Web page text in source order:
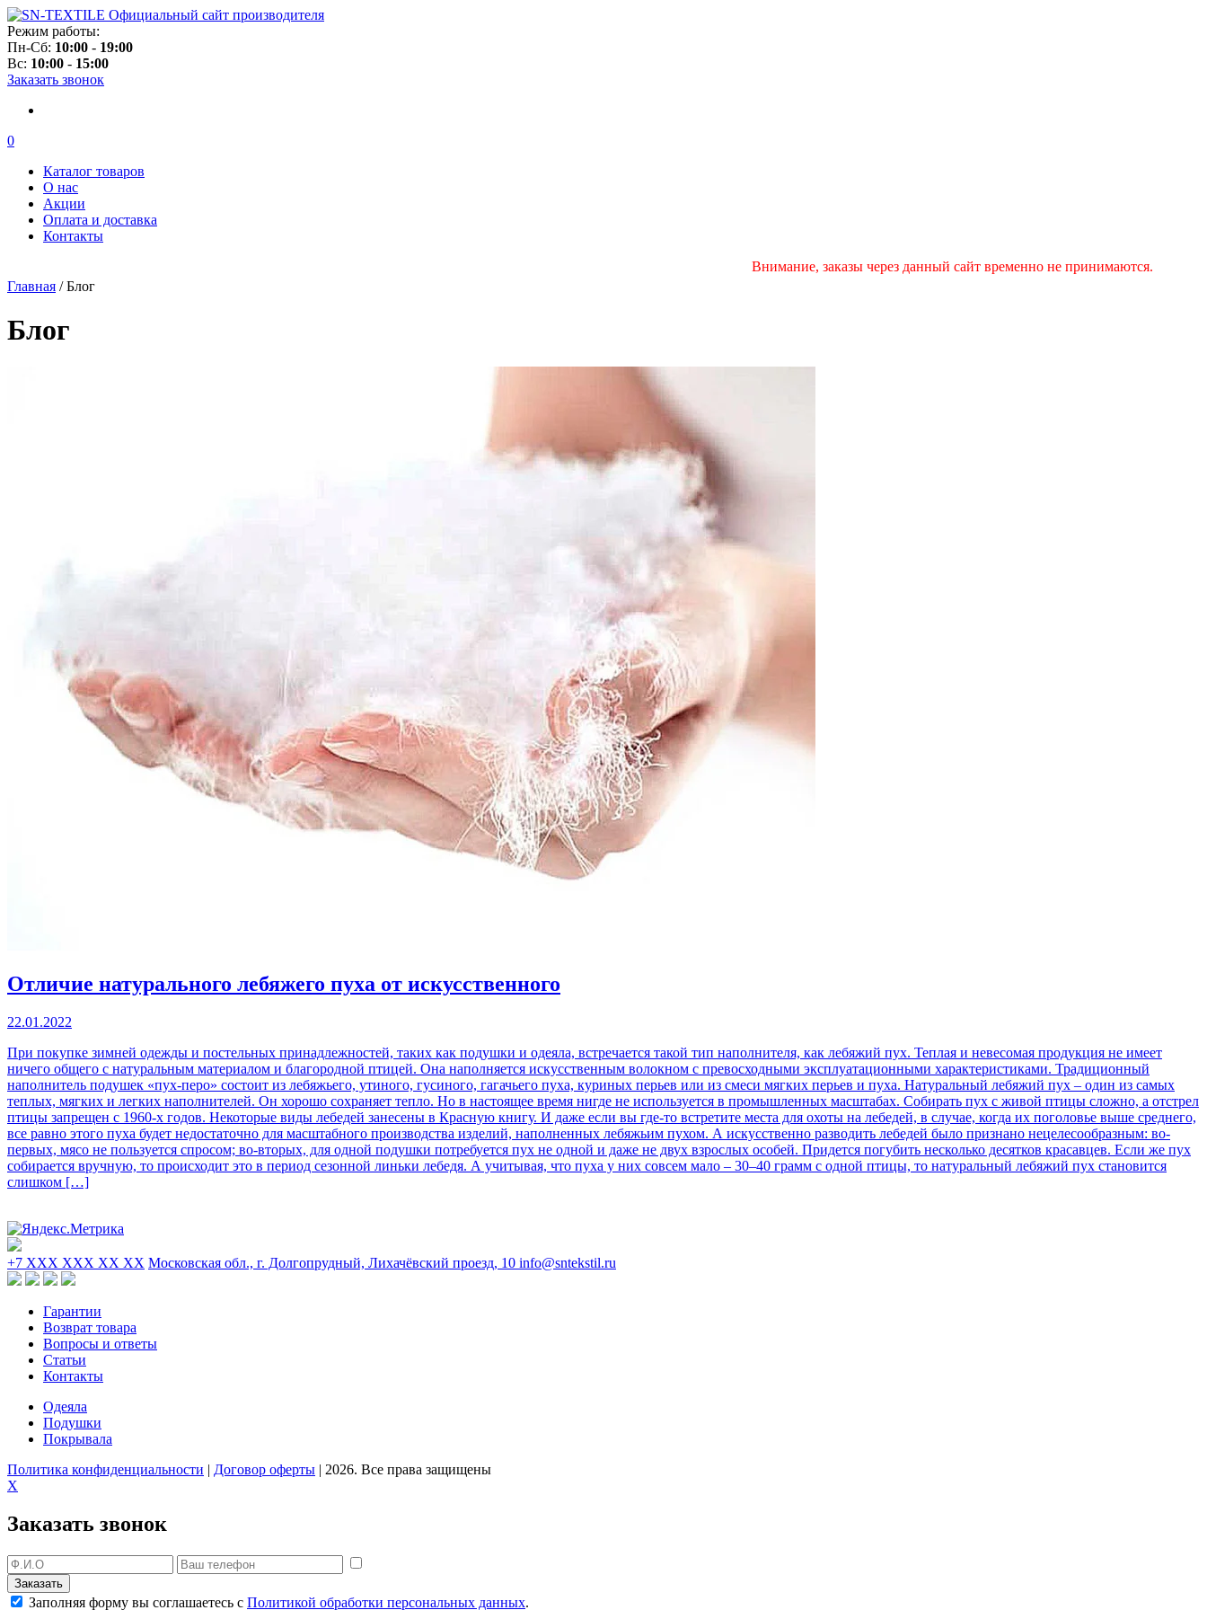
Официальный сайт производителя
Режим работы:
Пн-Сб: 10:00 - 19:00
Вс: 10:00 - 15:00
Заказать звонок
0
Каталог товаров
О нас
Акции
Оплата и доставка
Контакты
Внимание, заказы через данный сайт временно не принимаются.
Главная /Блог
Блог
Отличие натурального лебяжего пуха от искусственного
22.01.2022
При покупке зимней одежды и постельных принадлежностей, таких как подушки и одеяла, встречается такой тип наполнителя, как лебяжий пух. Теплая и невесомая продукция не имеет
ничего общего с натуральным материалом и благородной птицей. Она наполняется искусственным волокном с превосходными эксплуатационными характеристиками. Традиционный
наполнитель подушек «пух-перо» состоит из лебяжьего, утиного, гусиного, гагачьего пуха, куриных перьев или из смеси мягких перьев и пуха. Натуральный лебяжий пух – один из самых
теплых, мягких и легких наполнителей. Он хорошо сохраняет тепло. Но в настоящее время нигде не используется в промышленных масштабах. Собирать пух с живой птицы сложно, а отстрел
птицы запрещен с 1960-х годов. Некоторые виды лебедей занесены в Красную книгу. И даже если вы где-то встретите места для охоты на лебедей, в случае, когда их поголовье выше среднего,
все равно этого пуха будет недостаточно для масштабного производства изделий, наполненных лебяжьим пухом. А искусственно разводить лебедей было признано нецелесообразным: во-
первых, мясо не пользуется спросом; во-вторых, для одной подушки потребуется пух не одной и даже не двух взрослых особей. Придется погубить несколько десятков красавцев. Если же пух
собирается вручную, то происходит это в период сезонной линьки лебедя. А учитывая, что пуха у них совсем мало – 30–40 грамм с одной птицы, то натуральный лебяжий пух становится
слишком […]
+7 XXX XXX XX XX Московская обл., г. Долгопрудный, Лихачёвский проезд, 10 info@sntekstil.ru
Гарантии
Возврат товара
Вопросы и ответы
Статьи
Контакты
Одеяла
Подушки
Покрывала
Политика конфиденциальности | Договор оферты | 2026. Все права защищены
X
Заказать звонок
Заполняя форму вы соглашаетесь с Политикой обработки персональных данных.